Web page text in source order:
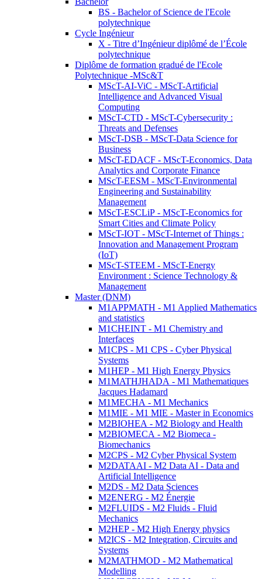
BS - Bachelor of Science de l'Ecole
polytechnique
Cycle Ingénieur
X - Titre d’Ingénieur diplômé de l’École
polytechnique
Diplôme de formation gradué de l'Ecole
Polytechnique -MSc&T
MScT-AI-ViC - MScT-Artificial
Intelligence and Advanced Visual
Computing
MScT-CTD - MScT-Cybersecurity :
Threats and Defenses
MScT-DSB - MScT-Data Science for
Business
MScT-EDACF - MScT-Economics, Data
Analytics and Corporate Finance
MScT-EESM - MScT-Environmental
Engineering and Sustainability
Management
MScT-ESCLiP - MScT-Economics for
Smart Cities and Climate Policy
MScT-IOT - MScT-Internet of Things :
Innovation and Management Program
(IoT)
MScT-STEEM - MScT-Energy
Environment : Science Technology &
Management
Master (DNM)
M1APPMATH - M1 Applied Mathematics
and statistics
M1CHEINT - M1 Chemistry and
Interfaces
M1CPS - M1 CPS - Cyber Physical
Systems
M1HEP - M1 High Energy Physics
M1MATHJHADA - M1 Mathematiques
Jacques Hadamard
M1MECHA - M1 Mechanics
M1MIE - M1 MIE - Master in Economics
M2BIOHEA - M2 Biology and Health
M2BIOMECA - M2 Biomeca -
Biomechanics
M2CPS - M2 Cyber Physical System
M2DATAAI - M2 Data AI - Data and
Artificial Intelligence
M2DS - M2 Data Sciences
M2ENERG - M2 Énergie
M2FLUIDS - M2 Fluids - Fluid
Mechanics
M2HEP - M2 High Energy physics
M2ICS - M2 Integration, Circuits and
Systems
M2MATHMOD - M2 Mathematical
Modelling